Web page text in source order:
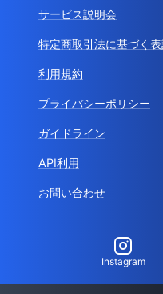
サービス説明会
特定商取引法に基づく
利用規約
プライバシーポリシー
ガイドライン
API利用
お問い合わせ
Instagram